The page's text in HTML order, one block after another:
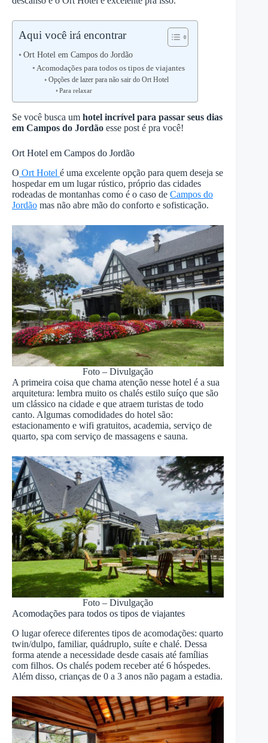
Aqui você irá encontrar
Ort Hotel em Campos do Jordão
Acomodações para todos os tipos de viajantes
Opções de lazer para não sair do Ort Hotel
Para relaxar
Se você busca um hotel incrível para passar seus dias
em Campos do Jordão esse post é pra você!
Ort Hotel em Campos do Jordão
O Ort Hotel é uma excelente opção para quem deseja se
hospedar em um lugar rústico, próprio das cidades
rodeadas de montanhas como é o caso de Campos do
Jordão mas não abre mão do conforto e sofisticação.
Foto – Divulgação
A primeira coisa que chama atenção nesse hotel é a sua
arquitetura: lembra muito os chalés estilo suíço que são
um clássico na cidade e que atraem turistas de todo
canto. Algumas comodidades do hotel são:
estacionamento e wifi gratuitos, academia, serviço de
quarto, spa com serviço de massagens e sauna.
Foto – Divulgação
Acomodações para todos os tipos de viajantes
O lugar oferece diferentes tipos de acomodações: quarto
twin/dulpo, familiar, quádruplo, suíte e chalé. Dessa
forma atende a necessidade desde casais até famílias
com filhos. Os chalés podem receber até 6 hóspedes.
Além disso, crianças de 0 a 3 anos não pagam a estadia.